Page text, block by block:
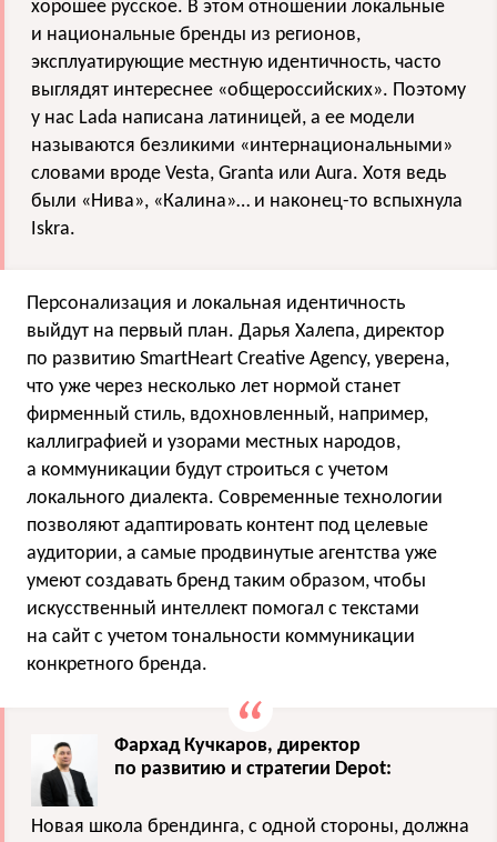
хорошее русское. В этом отношении локальные
и национальные бренды из регионов,
эксплуатирующие местную идентичность, часто
выглядят интереснее «общероссийских». Поэтому
у нас Lada написана латиницей, а ее модели
называются безликими «интернациональными»
словами вроде Vesta, Granta или Aura. Хотя ведь
были «Нива», «Калина»… и наконец-то вспыхнула
Iskra.
Персонализация и локальная идентичность
выйдут на первый план. Дарья Халепа, директор
по развитию SmartHeart Creative Agency, уверена,
что уже через несколько лет нормой станет
фирменный стиль, вдохновленный, например,
каллиграфией и узорами местных народов,
а коммуникации будут строиться с учетом
локального диалекта. Современные технологии
позволяют адаптировать контент под целевые
аудитории, а самые продвинутые агентства уже
умеют создавать бренд таким образом, чтобы
искусственный интеллект помогал с текстами
на сайт с учетом тональности коммуникации
конкретного бренда.
Фархад Кучкаров, директор
по развитию и стратегии Depot:
Новая школа брендинга, с одной стороны, должна